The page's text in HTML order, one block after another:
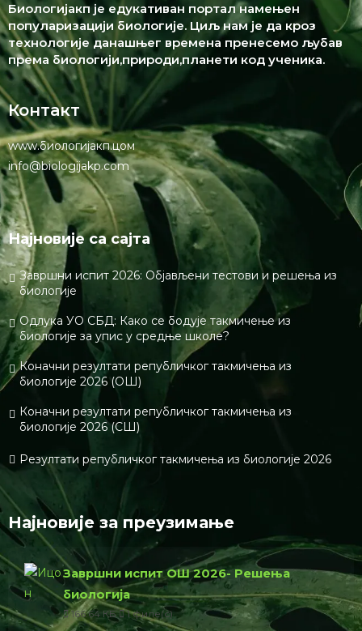
Биологијакп је едукативан портал намењен
популаризацији биологије. Циљ нам је да кроз
технологије данашњег времена пренесемо љубав
према биологији,природи,планети код ученика.
Контакт
www.биологијакп.цом
info@biologijakp.com
Најновије са сајта
Завршни испит 2026: Објављени тестови и решења из
биологије
Одлука УО СБД: Како се бодује такмичење из
биологије за упис у средње школе?
Коначни резултати републичког такмичења из
биологије 2026 (ОШ)
Коначни резултати републичког такмичења из
биологије 2026 (СШ)
Резултати републичког такмичења из биологије 2026
Најновије за преузимање
Завршни испит ОШ 2026- Решења
биологија
166.64 КБ 1 филе(с)